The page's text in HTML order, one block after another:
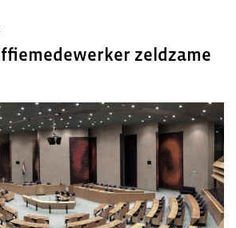
zeldzame